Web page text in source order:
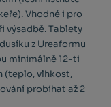
Vhodné i pro
výsadbě. Tablety
z Ureaformu
minimálně 12-ti
(teplo, vlhkost,
probíhat až 2